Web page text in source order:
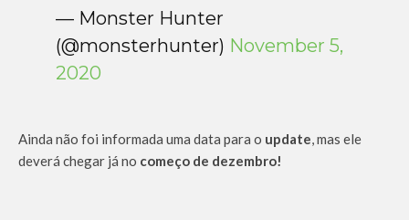
— Monster Hunter
(@monsterhunter) November 5,
2020
Ainda não foi informada uma data para o update, mas ele
deverá chegar já no começo de dezembro!